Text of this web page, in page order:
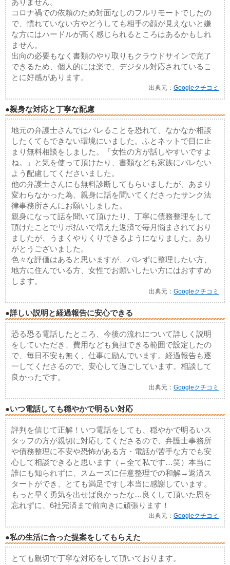
コロナ禍での依頼のため対面なしのフルリモートでしたの
で、慣れていない方やどうしても相手の顔が見えないと嫌
な方にはハードルが高く感じられるところはあるかもしれ
ません。
出向の必要もなく書類のやり取りもクラウドサインで完了
できるため、個人的には楽で、デジタル対応されているこ
とに好感があります。
出典元：Googleクチコミ
●親身な対応と丁寧な配慮
地元の弁護士さんではバレることを恐れて、なかなか相談
したくてもできない環境にいました。ふとネットで目に止
まり無料相談をしました。「女性の方が話しやすいですよ
ね。」と気を使って頂けたり、書類なども家族にバレない
よう配慮してくださいました。
他の弁護士さんにも無料診断してもらいましたが、あまり
変わらなかった為、親身に話を聞いてくださったサンク法
律事務所さんにお願いしました。
親身になって話を聞いて頂けたり、丁寧に債務整理をして
頂けたことでリボ払いで増えた返済で毎月悩まされており
ましたが、うまくやりくりできるようになりました。あり
がとうございました。
色々な評価はあると思いますが、バレずに整理したい方、
地方に住んでいる方、女性でお願いしたい方にはおすすめ
します。
出典元：Googleクチコミ
●詳しい説明と経過報告に安心できる
恐る恐る電話したところ、今後の流れについて詳しく説明
をしていただき、費用なども負担できる範囲で設定したの
で、毎日不安も無く、仕事に励んでいます。経過報告も逐
一してくださるので、安心して過ごしています。相談して
良かったです。
出典元：Googleクチコミ
●いつ電話しても穏やかで明るい対応
評判を信じて正解！いつ電話をしても、穏やかで明るいス
タッフの方が親切に対応してくださるので、弁護士事務所
や債務整理に不安や恐怖がある方・電話が苦手な方でも安
心して相談できると思います（←全て私です…笑）本当に
誰にも知られずに、スムーズに任意整理での和解→返済ス
タートができ、とても満足ですし本当に感謝しています。
もっと早く勇気を出せば良かったな…良くして頂いた恩を
忘れずに、6社完済まで前向きに頑張ります！
出典元：Googleクチコミ
●私の生活に合った提案をしてもらえた
とても親切で丁寧な対応をして頂いております。